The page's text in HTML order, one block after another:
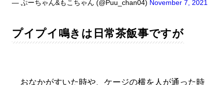
— ぷーちゃん&もこちゃん (@Puu_chan04) November 7, 2021
プイプイ鳴きは日常茶飯事ですが
おなかがすいた時や、ケージの横を人が通った時